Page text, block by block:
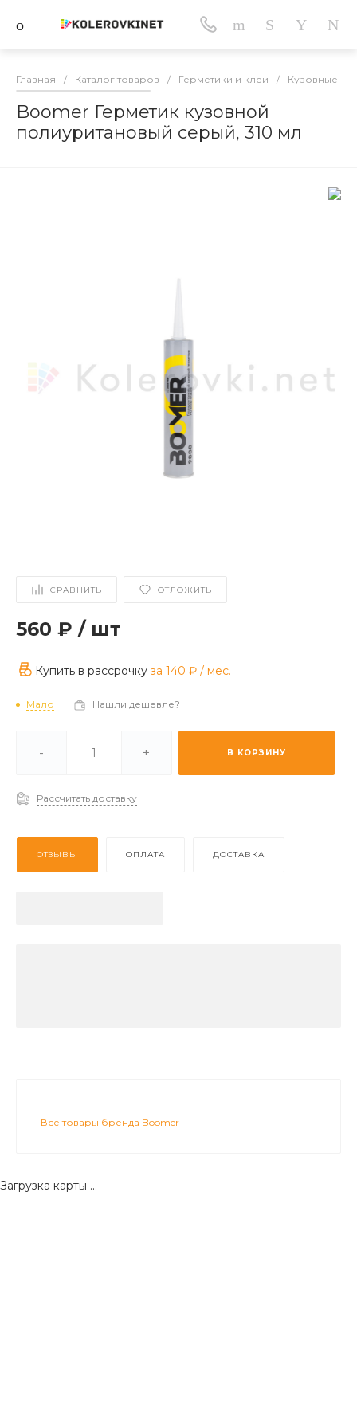
Главная / Каталог товаров / Герметики и клеи / Кузовные
Boomer Герметик кузовной
полиуритановый серый, 310 мл
СРАВНИТЬ ОТЛОЖИТЬ
560 ₽ / шт
Купить в рассрочку за 140 ₽ / мес.
Мало Нашли дешевле?
- + В КОРЗИНУ
Рассчитать доставку
ОТЗЫВЫ ОПЛАТА ДОСТАВКА
Все товары бренда Boomer
Загрузка карты ...